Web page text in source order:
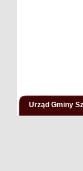
Urząd Gminy